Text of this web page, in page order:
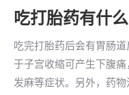
吃打胎药有什么
吃完打胎药后会有胃肠
于子宫收缩可产生下腹
发麻等症状。另外，药物